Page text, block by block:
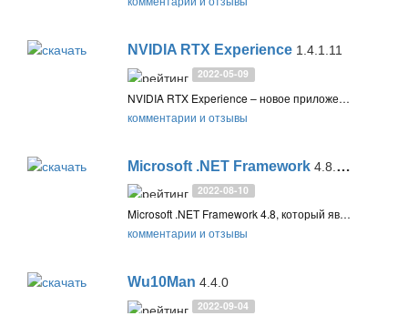
NVIDIA RTX Experience 1.4.1.11
2022-05-09
NVIDIA RTX Experience – новое приложение для повышения производительности видеокарт NVIDIA RTX и Quadro, а также записи видео с экрана, оптимизации приложений и игр, обновления видеодрайвера
комментарии и отзывы
Microsoft .NET Framework 4.8.1 / 4.7.2
2022-08-10
Microsoft .NET Framework 4.8, который является частью обновления Windows 10 May 2019 Update (версия 1903), представляет собой выполняемое на месте обновление .NET Framework версий 4–4.7.2, отличающееся высокой степенью совместимости
комментарии и отзывы
Wu10Man 4.4.0
2022-09-04